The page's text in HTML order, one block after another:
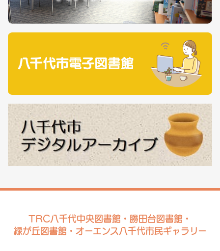
TRC八千代中央図書館・勝田台図書館・
緑が丘図書館・オーエンス八千代市民ギャラリー